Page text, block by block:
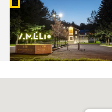
CAMPUS AMÉLIO